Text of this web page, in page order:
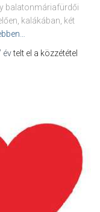
balatonmáriafürdői
kalákában, két
évtelt el a közzététel